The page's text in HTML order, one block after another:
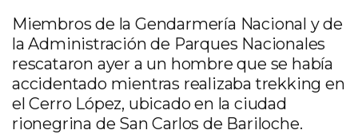
Miembros de la Gendarmería Nacional y de
la Administración de Parques Nacionales
rescataron ayer a un hombre que se había
accidentado mientras realizaba trekking en
el Cerro López, ubicado en la ciudad
rionegrina de San Carlos de Bariloche.